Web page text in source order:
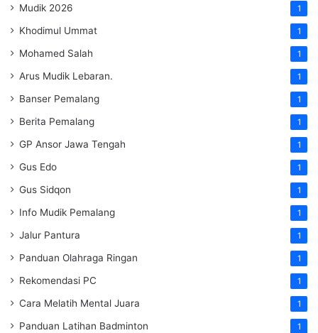
Mudik 2026 1
Khodimul Ummat 1
Mohamed Salah 1
Arus Mudik Lebaran. 1
Banser Pemalang 1
Berita Pemalang 1
GP Ansor Jawa Tengah 1
Gus Edo 1
Gus Sidqon 1
Info Mudik Pemalang 1
Jalur Pantura 1
Panduan Olahraga Ringan 1
Rekomendasi PC 1
Cara Melatih Mental Juara 1
Panduan Latihan Badminton 1